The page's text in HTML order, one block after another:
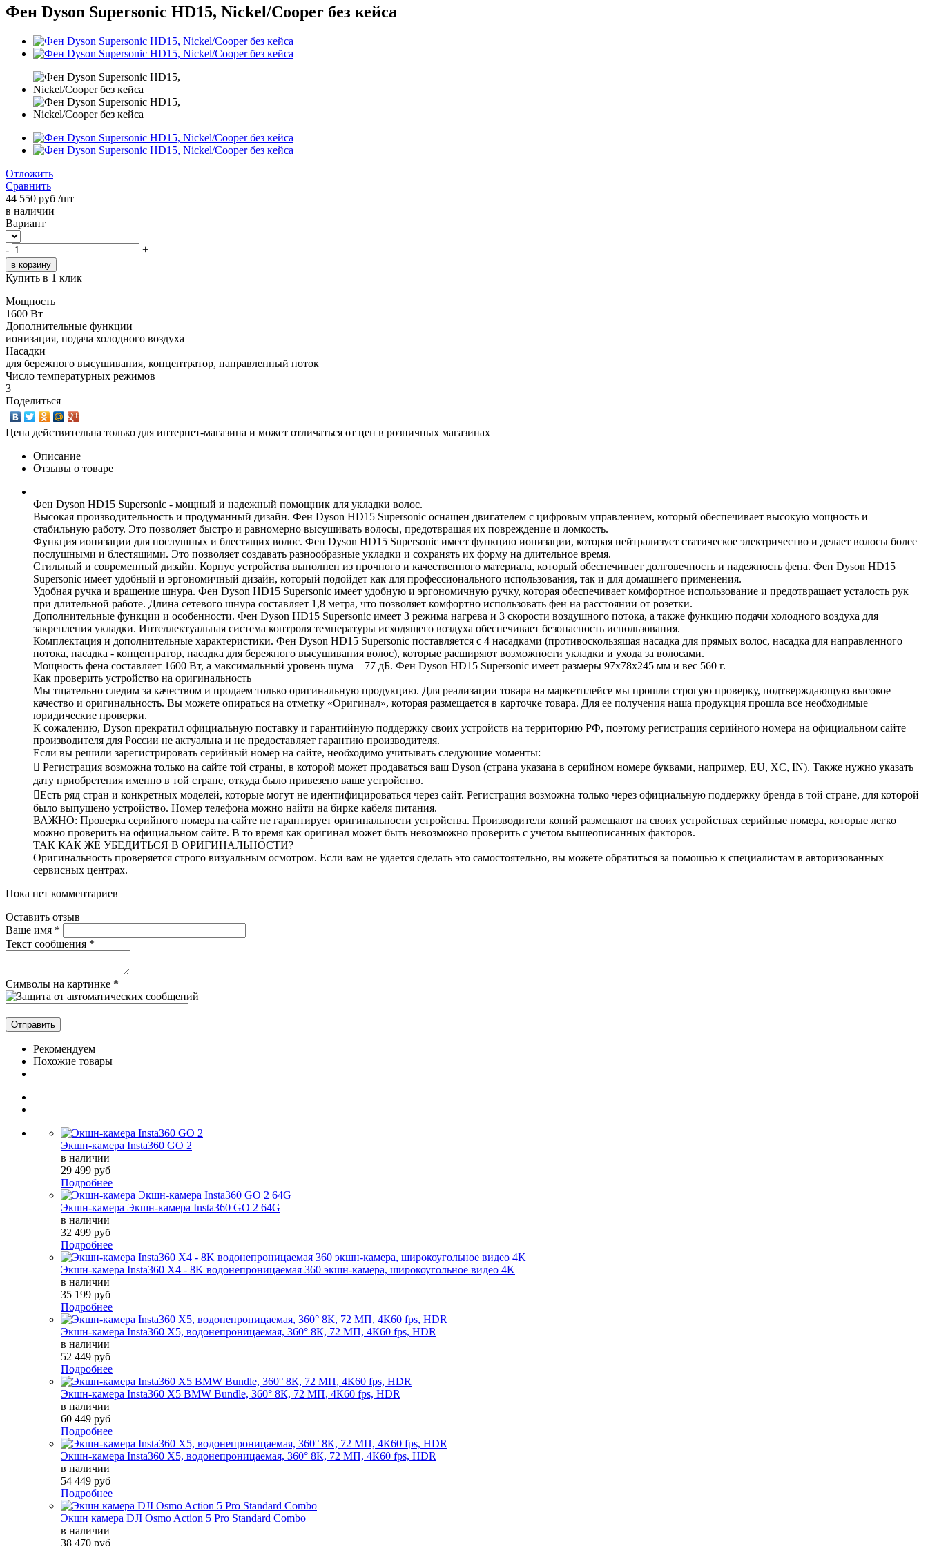
Фен Dyson Supersonic HD15, Nickel/Cooper без кейса
Отложить
Сравнить
44 550 руб /шт
в наличии
Вариант
- +
Купить в 1 клик
Мощность
1600 Вт
Дополнительные функции
ионизация, подача холодного воздуха
Насадки
для бережного высушивания, концентратор, направленный поток
Число температурных режимов
3
Поделиться
Цена действительна только для интернет-магазина и может отличаться от цен в розничных магазинах
Описание
Отзывы о товаре
Фен Dyson HD15 Supersonic - мощный и надежный помощник для укладки волос.
Высокая производительность и продуманный дизайн. Фен Dyson HD15 Supersonic оснащен двигателем с цифровым управлением, который обеспечивает высокую мощность и
стабильную работу. Это позволяет быстро и равномерно высушивать волосы, предотвращая их повреждение и ломкость.
Функция ионизации для послушных и блестящих волос. Фен Dyson HD15 Supersonic имеет функцию ионизации, которая нейтрализует статическое электричество и делает волосы более
послушными и блестящими. Это позволяет создавать разнообразные укладки и сохранять их форму на длительное время.
Стильный и современный дизайн. Корпус устройства выполнен из прочного и качественного материала, который обеспечивает долговечность и надежность фена. Фен Dyson HD15
Supersonic имеет удобный и эргономичный дизайн, который подойдет как для профессионального использования, так и для домашнего применения.
Удобная ручка и вращение шнура. Фен Dyson HD15 Supersonic имеет удобную и эргономичную ручку, которая обеспечивает комфортное использование и предотвращает усталость рук
при длительной работе. Длина сетевого шнура составляет 1,8 метра, что позволяет комфортно использовать фен на расстоянии от розетки.
Дополнительные функции и особенности. Фен Dyson HD15 Supersonic имеет 3 режима нагрева и 3 скорости воздушного потока, а также функцию подачи холодного воздуха для
закрепления укладки. Интеллектуальная система контроля температуры исходящего воздуха обеспечивает безопасность использования.
Комплектация и дополнительные характеристики. Фен Dyson HD15 Supersonic поставляется с 4 насадками (противоскользящая насадка для прямых волос, насадка для направленного
потока, насадка - концентратор, насадка для бережного высушивания волос), которые расширяют возможности укладки и ухода за волосами.
Мощность фена составляет 1600 Вт, а максимальный уровень шума – 77 дБ. Фен Dyson HD15 Supersonic имеет размеры 97x78x245 мм и вес 560 г.
Как проверить устройство на оригинальность
Мы тщательно следим за качеством и продаем только оригинальную продукцию. Для реализации товара на маркетплейсе мы прошли строгую проверку, подтверждающую высокое
качество и оригинальность. Вы можете опираться на отметку «Оригинал», которая размещается в карточке товара. Для ее получения наша продукция прошла все необходимые
юридические проверки.
К сожалению, Dyson прекратил официальную поставку и гарантийную поддержку своих устройств на территорию РФ, поэтому регистрация серийного номера на официальном сайте
производителя для России не актуальна и не предоставляет гарантию производителя.
Если вы решили зарегистрировать серийный номер на сайте, необходимо учитывать следующие моменты:
 Регистрация возможна только на сайте той страны, в которой может продаваться ваш Dyson (страна указана в серийном номере буквами, например, EU, XC, IN). Также нужно указать
дату приобретения именно в той стране, откуда было привезено ваше устройство.
Есть ряд стран и конкретных моделей, которые могут не идентифицироваться через сайт. Регистрация возможна только через официальную поддержку бренда в той стране, для которой
было выпущено устройство. Номер телефона можно найти на бирке кабеля питания.
ВАЖНО: Проверка серийного номера на сайте не гарантирует оригинальности устройства. Производители копий размещают на своих устройствах серийные номера, которые легко
можно проверить на официальном сайте. В то время как оригинал может быть невозможно проверить с учетом вышеописанных факторов.
ТАК КАК ЖЕ УБЕДИТЬСЯ В ОРИГИНАЛЬНОСТИ?
Оригинальность проверяется строго визуальным осмотром. Если вам не удается сделать это самостоятельно, вы можете обратиться за помощью к специалистам в авторизованных
сервисных центрах.
Пока нет комментариев
Оставить отзыв
Ваше имя *
Текст сообщения *
Символы на картинке *
Рекомендуем
Похожие товары
Экшн-камера Insta360 GO 2
в наличии
29 499 руб
Подробнее
Экшн-камера Экшн-камера Insta360 GO 2 64G
в наличии
32 499 руб
Подробнее
Экшн-камера Insta360 X4 - 8K водонепроницаемая 360 экшн-камера, широкоугольное видео 4K
в наличии
35 199 руб
Подробнее
Экшн-камера Insta360 X5, водонепроницаемая, 360° 8К, 72 МП, 4К60 fps, HDR
в наличии
52 449 руб
Подробнее
Экшн-камера Insta360 X5 BMW Bundle, 360° 8К, 72 МП, 4К60 fps, HDR
в наличии
60 449 руб
Подробнее
Экшн-камера Insta360 X5, водонепроницаемая, 360° 8К, 72 МП, 4К60 fps, HDR
в наличии
54 449 руб
Подробнее
Экшн камера DJI Osmo Action 5 Pro Standard Combo
в наличии
38 470 руб